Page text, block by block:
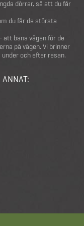
dörrar, så att du får
du får de största
bana vägen för de
på vägen. Vi brinner
och efter resan.